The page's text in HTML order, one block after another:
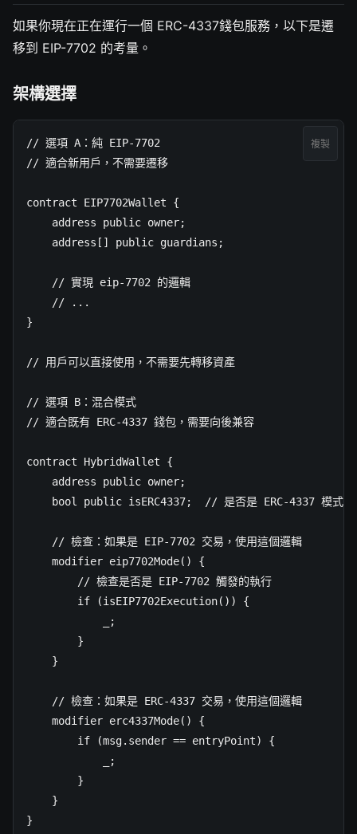
如果你現在正在運行一個 ERC-4337錢包服務，以下是遷
移到 EIP-7702 的考量。
架構選擇
// 選項 A：純 EIP-7702
// 適合新用戶，不需要遷移
contract EIP7702Wallet {
    address public owner;
    address[] public guardians;
    // 實現 eip-7702 的邏輯
    // ...
}
// 用戶可以直接使用，不需要先轉移資產
// 選項 B：混合模式
// 適合既有 ERC-4337 錢包，需要向後兼容
contract HybridWallet {
    address public owner;
    bool public isERC4337;  // 是否是 ERC-4337 模式
    // 檢查：如果是 EIP-7702 交易，使用這個邏輯
    modifier eip7702Mode() {
        // 檢查是否是 EIP-7702 觸發的執行
        if (isEIP7702Execution()) {
            _;
        }
    }
    // 檢查：如果是 ERC-4337 交易，使用這個邏輯
    modifier erc4337Mode() {
        if (msg.sender == entryPoint) {
            _;
        }
    }
}
複製